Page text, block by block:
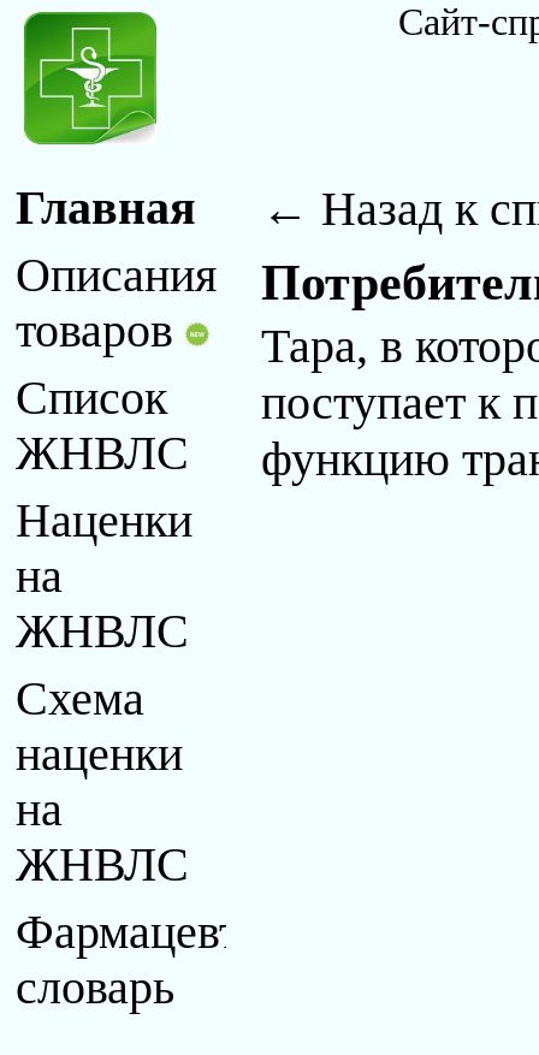
Сайт-
Главная
Описания
товаров
Список
ЖНВЛС
Наценки
на
ЖНВЛС
Схема
наценки
на
ЖНВЛС
Фармацевтический
словарь
← Назад к
Тара, в
поступает к
функцию